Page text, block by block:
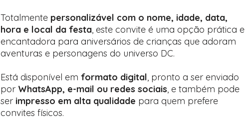
Totalmente personalizável com o nome, idade, data,
hora e local da festa, este convite é uma opção prática e
encantadora para aniversários de crianças que adoram
aventuras e personagens do universo DC.
Está disponível em formato digital, pronto a ser enviado
por WhatsApp, e-mail ou redes sociais, e também pode
ser impresso em alta qualidade para quem prefere
convites físicos.